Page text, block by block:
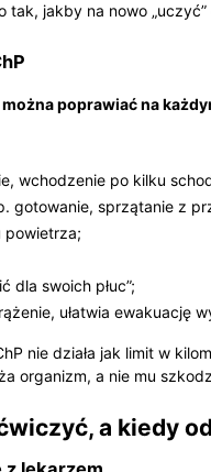
jakby na nowo
poprawiać na
wchodzenie po kilku
gotowanie, sprzątanie z
powietrza;
dla swoich płuc”;
ułatwia ewakuację
nie działa jak limit w
organizm, a nie mu
a kiedy